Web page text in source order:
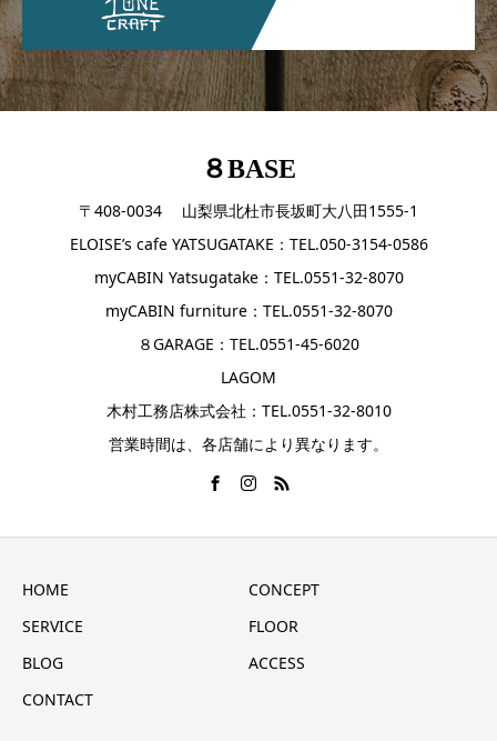
８BASE
〒408-0034 山梨県北杜市長坂町大八田1555-1
ELOISE’s cafe YATSUGATAKE：TEL.050-3154-0586
myCABIN Yatsugatake：TEL.0551-32-8070
myCABIN furniture：TEL.0551-32-8070
８GARAGE：TEL.0551-45-6020
LAGOM
木村工務店株式会社：TEL.0551-32-8010
営業時間は、各店舗により異なります。
HOME
CONCEPT
SERVICE
FLOOR
BLOG
ACCESS
CONTACT